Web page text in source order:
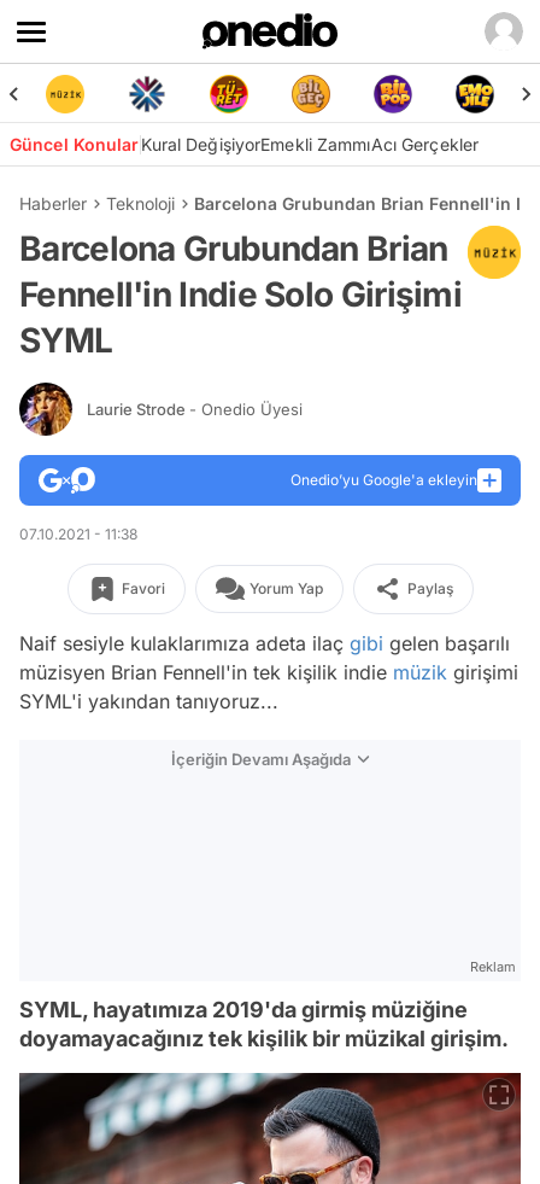
Güncel KonularKural DeğişiyorEmekli ZammıAcı Gerçekler
Haberler Teknoloji Barcelona Grubundan Brian Fennell'in
Barcelona Grubundan Brian
Fennell'in Indie Solo Girişimi
SYML
Laurie Strode - Onedio Üyesi
Onedio’yu Google'a ekleyin
07.10.2021 - 11:38
Favori Yorum Yap Paylaş
Naif sesiyle kulaklarımıza adeta ilaç gibi gelen başarılı
müzisyen Brian Fennell'in tek kişilik indie müzik girişimi
SYML'i yakından tanıyoruz...
İçeriğin Devamı Aşağıda
Reklam
SYML, hayatımıza 2019'da girmiş müziğine
doyamayacağınız tek kişilik bir müzikal girişim.